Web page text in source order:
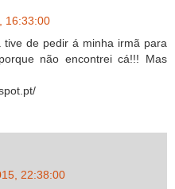
16:33:00
tive de pedir á minha irmã para
não encontrei cá!!! Mas
22:38:00